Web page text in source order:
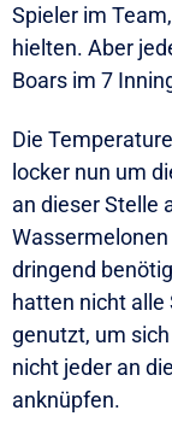
Spieler im
hielten. Aber
Boars im 7
Die
locker nun um
an dieser Stelle
dringend
hatten nicht alle
genutzt, um
nicht jeder an
anknüpfen.